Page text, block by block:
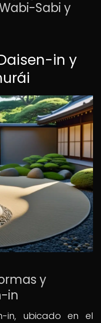
Sabi y
in y
y
in
in, ubicado en el